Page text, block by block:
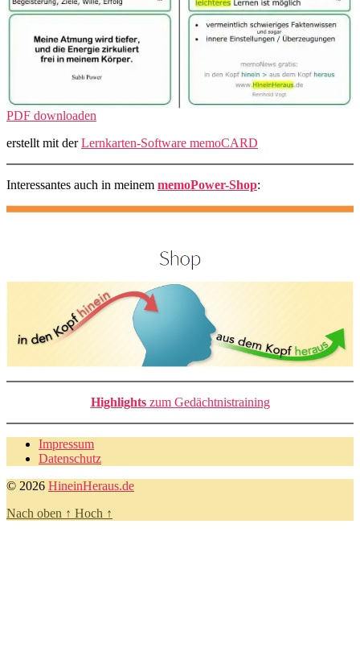
PDF downloaden
erstellt mit derLernkarten-Software memoCARD
Interessantes auch in meinem memoPower-Shop:
Highlightszum Gedächtnistraining
Impressum
Datenschutz
© 2026 HineinHeraus.de
Nach oben ↑ Hoch ↑